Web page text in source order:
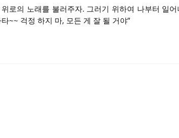
로의 노래를 불러주자. 그러기 위하여 나부터 일
~~ 걱정 하지 마, 모든 게 잘 될 거야”